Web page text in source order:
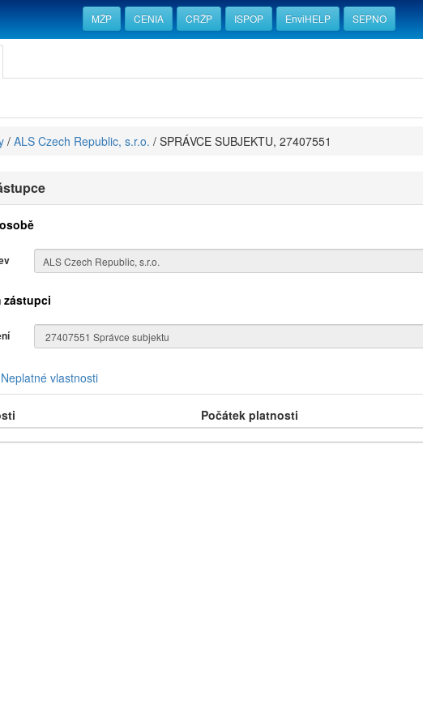
MŽP CENIA CRŽP ISPOP EnviHELP SEPNO
/ ALS Czech Republic, s.r.o. / SPRÁVCE SUBJEKTU, 27407551
zástupci
Neplatné vlastnosti
Počátek platnosti